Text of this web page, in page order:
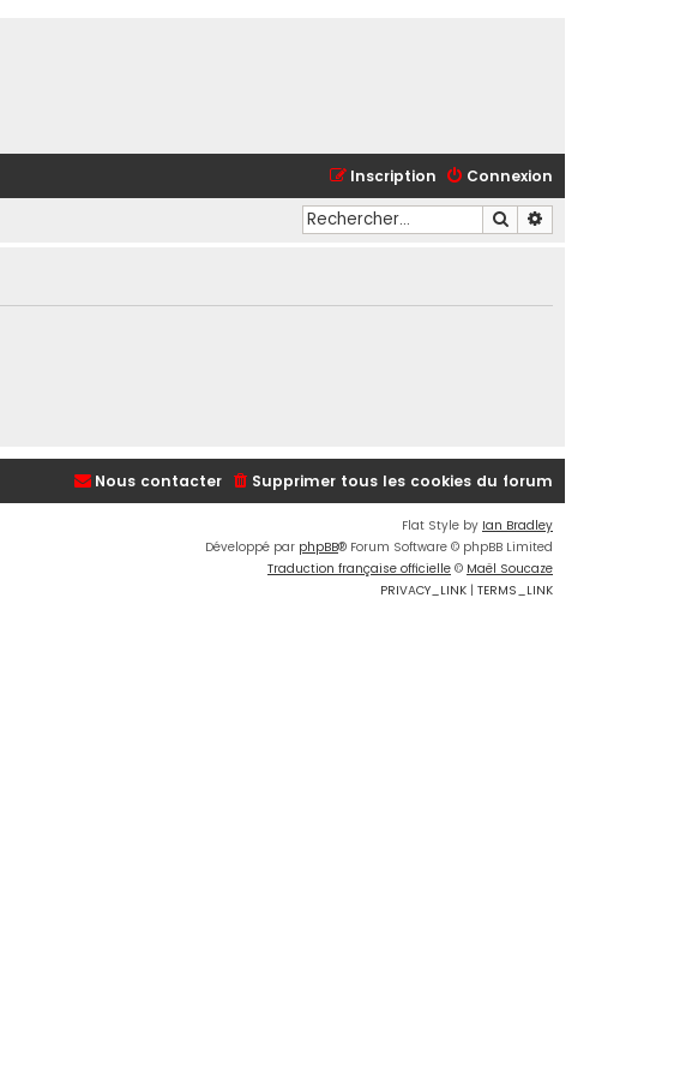
Connexion
Inscription
Rechercher
Supprimer tous les cookies du forum
Nous contacter
Flat Style by Ian Bradley
Développé par phpBB® Forum Software © phpBB Limited
Traduction française officielle © Maël Soucaze
PRIVACY_LINK | TERMS_LINK